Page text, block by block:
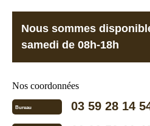
Nous sommes
samedi de 08h-18h
Nos coordonnées
Bureau 03 59 28 14